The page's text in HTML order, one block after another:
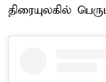
திரையுலகில்